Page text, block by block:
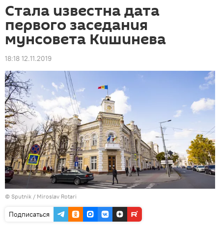
Стала известна дата
первого заседания
мунсовета Кишинева
18:18 12.11.2019
© Sputnik / Miroslav Rotari
Подписаться